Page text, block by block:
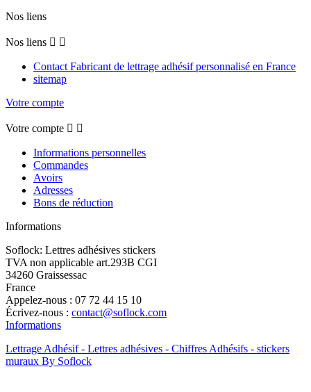
Nos liens
Nos liens  
Contact Fabricant de lettrage adhésif personnalisé en France
sitemap
Votre compte
Votre compte  
Informations personnelles
Commandes
Avoirs
Adresses
Bons de réduction
Informations
Soflock: Lettres adhésives stickers
TVA non applicable art.293B CGI
34260 Graissessac
France
Appelez-nous : 07 72 44 15 10
Écrivez-nous : contact@soflock.com
Informations
Lettrage Adhésif - Lettres adhésives - Chiffres Adhésifs - stickers
muraux By Soflock